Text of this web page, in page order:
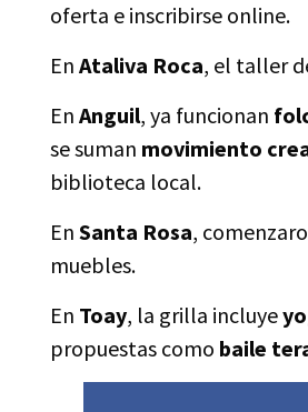
oferta e inscribirse online.
En Ataliva Roca, el taller
En Anguil, ya funcionan
se suman movimiento
biblioteca local.
En Santa Rosa,
muebles.
En Toay, la grilla incluye
propuestas como baile